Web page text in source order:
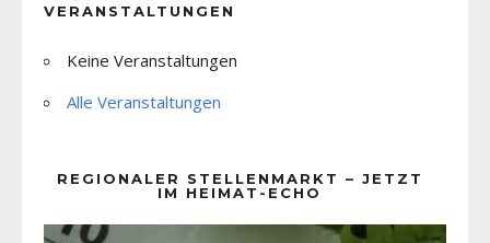
VERANSTALTUNGEN
Keine Veranstaltungen
Alle Veranstaltungen
REGIONALER STELLENMARKT – JETZT
IM HEIMAT-ECHO